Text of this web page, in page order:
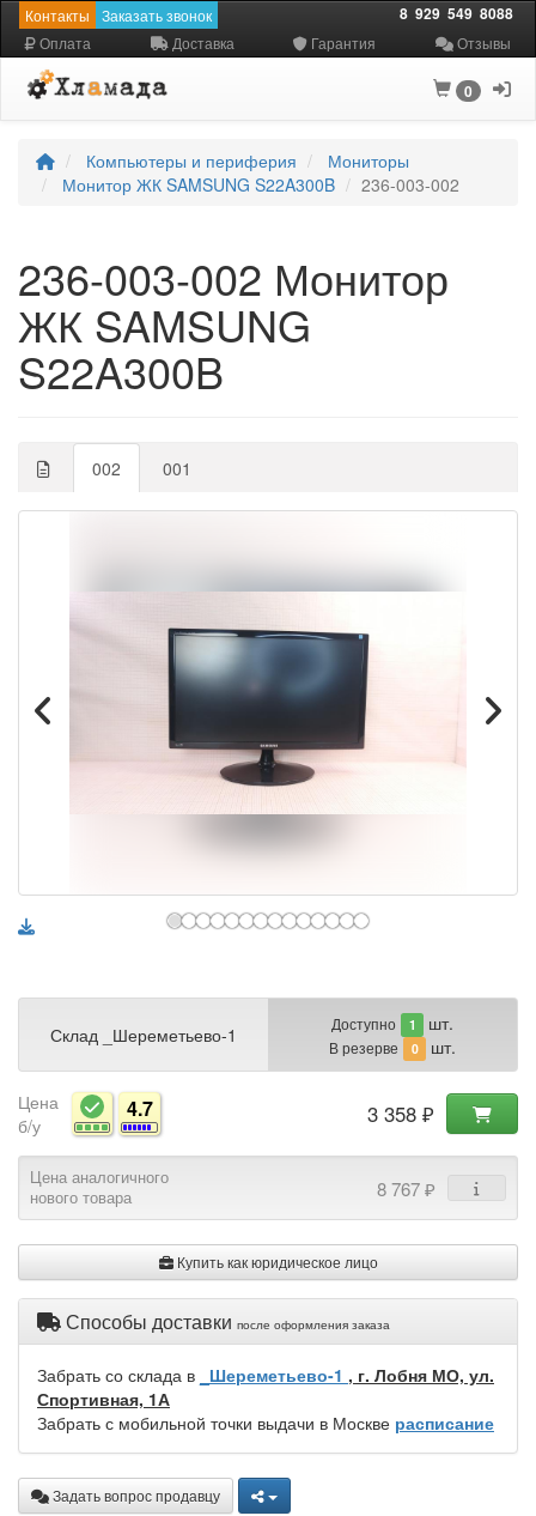
Контакты Заказать звонок 8 929 549 8088
Оплата Доставка Гарантия Отзывы
0
Компьютеры и периферия
Мониторы
Монитор ЖК SAMSUNG S22A300B
236-003-002
236-003-002 Монитор
ЖК SAMSUNG
S22A300B
002 001
Склад _Шереметьево-1 Доступно 1 шт.
В резерве 0 шт.
Цена
б/у
4.7 3 358 ₽
Цена аналогичного
нового товара
8 767 ₽
Купить как юридическое лицо
Способы доставки после оформления заказа
Забрать со склада в _Шереметьево-1 , г. Лобня МО, ул.
Спортивная, 1А
Забрать с мобильной точки выдачи в Москве расписание
Задать вопрос продавцу